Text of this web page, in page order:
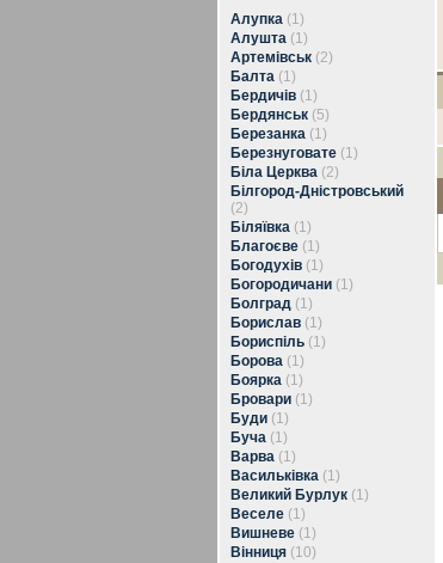
Алупка (1)
Алушта (1)
Артемівськ (2)
Балта (1)
Бердичів (1)
Бердянськ (5)
Березанка (1)
Березнуговате (1)
Біла Церква (2)
Білгород-Дністровський
(2)
Біляївка (1)
Благоєве (1)
Богодухів (1)
Богородичани (1)
Болград (1)
Борислав (1)
Бориспіль (1)
Борова (1)
Боярка (1)
Бровари (1)
Буди (1)
Буча (1)
Варва (1)
Васильківка (1)
Великий Бурлук (1)
Веселе (1)
Вишневе (1)
Вінниця (10)